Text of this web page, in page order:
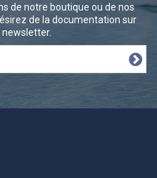
de notre boutique ou de nos
de la documentation sur